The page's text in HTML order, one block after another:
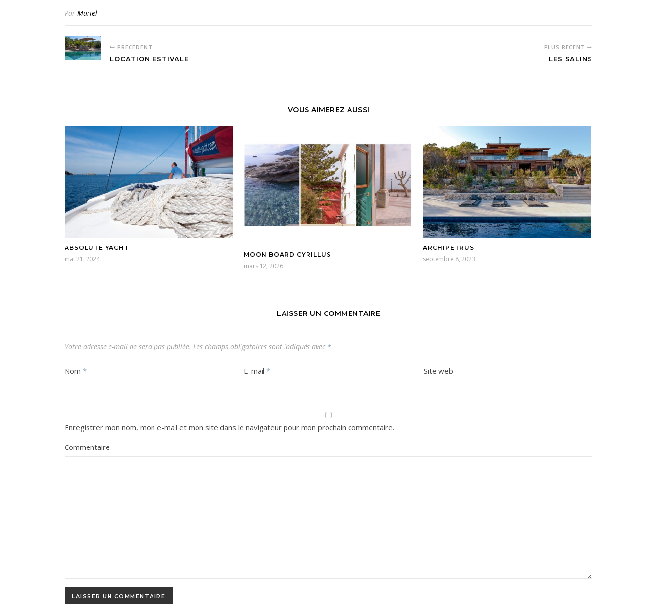
Par Muriel
PRÉCÉDENT
LOCATION ESTIVALE
PLUS RÉCENT
LES SALINS
VOUS AIMEREZ AUSSI
ABSOLUTE YACHT
mai 21, 2024
MOON BOARD CYRILLUS
mars 12, 2026
ARCHIPETRUS
septembre 8, 2023
LAISSER UN COMMENTAIRE
Votre adresse e-mail ne sera pas publiée. Les champs obligatoires sont indiqués avec *
Nom * E-mail* Site web
Enregistrer mon nom, mon e-mail et mon site dans le navigateur pour mon prochain commentaire.
Commentaire